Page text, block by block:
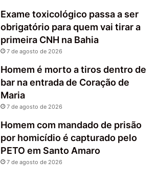
Exame toxicológico passa a ser
obrigatório para quem vai tirar a
primeira CNH na Bahia
7 de agosto de 2026
Homem é morto a tiros dentro de
bar na entrada de Coração de
Maria
7 de agosto de 2026
Homem com mandado de prisão
por homicídio é capturado pelo
PETO em Santo Amaro
7 de agosto de 2026